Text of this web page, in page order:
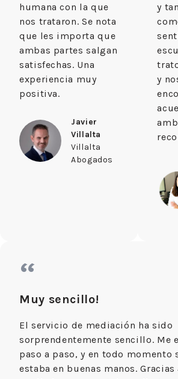
humana con la que
nos trataron. Se nota
que les importa que
ambas partes salgan
satisfechas. Una
experiencia muy
positiva.
Javier
Villalta
Villalta
Abogados
y
y
“
Muy sencillo!
El servicio de mediación ha sido
sorprendentemente sencillo. Me
paso a paso, y en todo momento
estaba en buenas manos. Gracias